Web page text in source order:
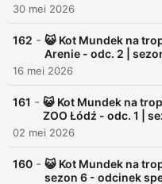
Naszą misją jako
DARMO zarówno na naszej
Spotify, Apple Podcasts i
podcastowych.
🌈 Facebook - https://
🌈 Instagram - https://
🌈 Strona www - https://
🌈 Patronite - https://
🌈 Buycoffee - https://
30 mei 2026
162 - 😺 Kot Mundek na
Arenie - odc. 2 |
16 mei 2026
161 - 😺 Kot Mundek na
ZOO Łódź - odc. 1 |
02 mei 2026
160 - 😺 Kot Mundek na
sezon 6 - odcinek